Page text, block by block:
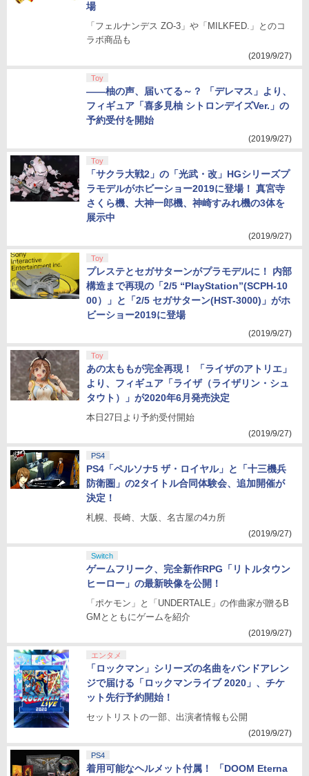
場
「フェルナンデス ZO-3」や「MILKFED.」とのコ
ラボ商品も
(2019/9/27)
Toy
――柚の声、届いてる～？ 「デレマス」より、
フィギュア「喜多見柚 シトロンデイズVer.」の
予約受付を開始
(2019/9/27)
Toy
「サクラ大戦2」の「光武・改」HGシリーズプ
ラモデルがホビーショー2019に登場！ 真宮寺
さくら機、大神一郎機、神崎すみれ機の3体を
展示中
(2019/9/27)
Toy
プレステとセガサターンがプラモデルに！ 内部
構造まで再現の「2/5 “PlayStation”(SCPH-10
00）」と「2/5 セガサターン(HST-3000)」がホ
ビーショー2019に登場
(2019/9/27)
Toy
あの太ももが完全再現！ 「ライザのアトリエ」
より、フィギュア「ライザ（ライザリン・シュ
タウト）」が2020年6月発売決定
本日27日より予約受付開始
(2019/9/27)
PS4
PS4「ペルソナ5 ザ・ロイヤル」と「十三機兵
防衛圏」の2タイトル合同体験会、追加開催が
決定！
札幌、長崎、大阪、名古屋の4カ所
(2019/9/27)
Switch
ゲームフリーク、完全新作RPG「リトルタウン
ヒーロー」の最新映像を公開！
「ポケモン」と「UNDERTALE」の作曲家が贈るB
GMとともにゲームを紹介
(2019/9/27)
エンタメ
「ロックマン」シリーズの名曲をバンドアレン
ジで届ける「ロックマンライブ 2020」、チケ
ット先行予約開始！
セットリストの一部、出演者情報も公開
(2019/9/27)
PS4
着用可能なヘルメット付属！ 「DOOM Eterna